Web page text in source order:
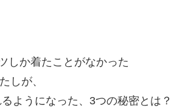
しか着たことがなかった
しが、
ようになった、3つの秘密とは？